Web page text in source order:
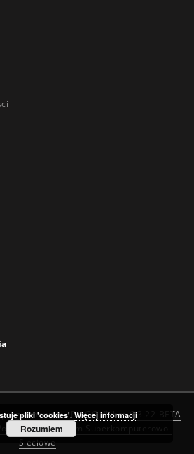
DInGO dLibra 6.3.22-BETA
Poznańskie Centrum Superkomputerowo-
Sieciowe
pliki 'cookies'. Więcej informacji
Rozumiem